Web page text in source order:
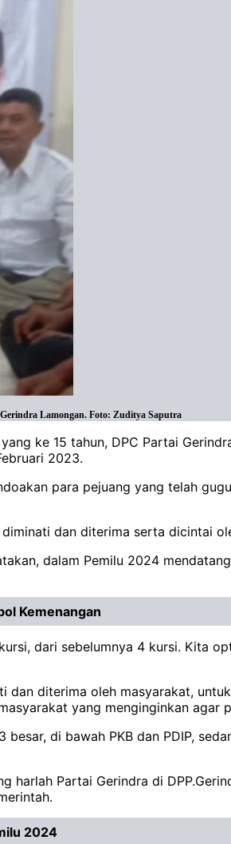
Lamongan. Foto: Zuditya Saputra
yang ke 15 tahun, DPC Partai
2023.
para pejuang yang telah
dan diterima serta dicintai
dalam Pemilu 2024
Kemenangan
dari sebelumnya 4 kursi. Kita
diterima oleh masyarakat,
yang menginginkan agar
di bawah PKB dan PDIP,
Partai Gerindra di
2024